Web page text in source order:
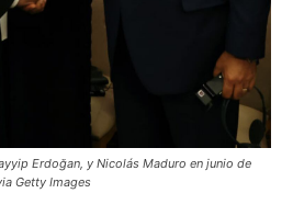
Erdoğan, y Nicolás Maduro en junio de
Getty Images